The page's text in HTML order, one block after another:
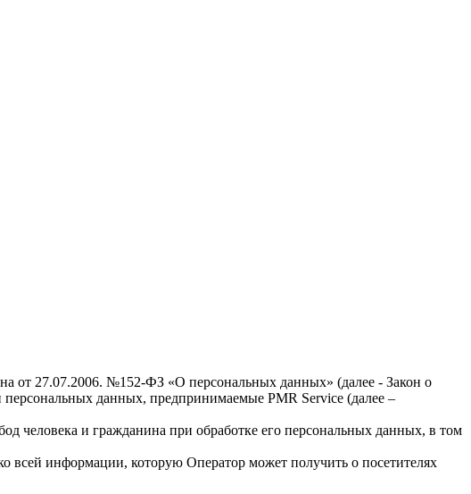
от 27.07.2006. №152-ФЗ «О персональных данных» (далее - Закон о
персональных данных, предпринимаемые PMR Service (далее –
человека и гражданина при обработке его персональных данных, в том
всей информации, которую Оператор может получить о посетителях